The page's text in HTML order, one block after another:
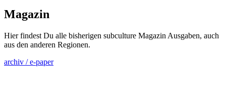
Magazin
Hier findest Du alle bisherigen subculture Magazin Ausgaben, auch
aus den anderen Regionen.
archiv / e-paper